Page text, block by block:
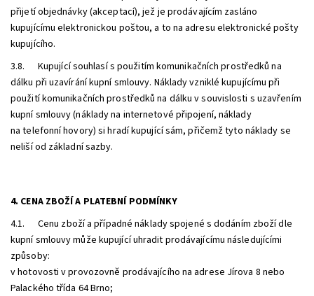
přijetí objednávky (akceptací), jež je prodávajícím zasláno
kupujícímu elektronickou poštou, a to na adresu elektronické pošty
kupujícího.
3.8. Kupující souhlasí s použitím komunikačních prostředků na
dálku při uzavírání kupní smlouvy. Náklady vzniklé kupujícímu při
použití komunikačních prostředků na dálku v souvislosti s uzavřením
kupní smlouvy (náklady na internetové připojení, náklady
na telefonní hovory) si hradí kupující sám, přičemž tyto náklady se
neliší od základní sazby.
4. CENA ZBOŽÍ A PLATEBNÍ PODMÍNKY
4.1. Cenu zboží a případné náklady spojené s dodáním zboží dle
kupní smlouvy může kupující uhradit prodávajícímu následujícími
způsoby:
v hotovosti v provozovně prodávajícího na adrese Jírova 8 nebo
Palackého třída 64 Brno;